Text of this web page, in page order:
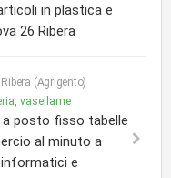
in plastica e
26 Ribera
Ribera (Agrigento)
vasellame
posto fisso tabelle
al minuto a
e